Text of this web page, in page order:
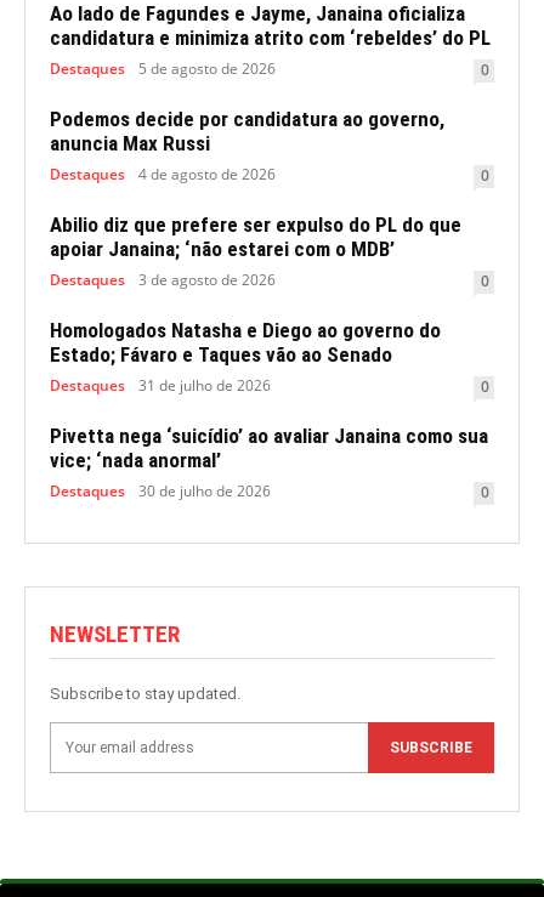
Ao lado de Fagundes e Jayme, Janaina oficializa
candidatura e minimiza atrito com ‘rebeldes’ do PL
Destaques 5 de agosto de 2026 0
Podemos decide por candidatura ao governo,
anuncia Max Russi
Destaques 4 de agosto de 2026 0
Abilio diz que prefere ser expulso do PL do que
apoiar Janaina; ‘não estarei com o MDB’
Destaques 3 de agosto de 2026 0
Homologados Natasha e Diego ao governo do
Estado; Fávaro e Taques vão ao Senado
Destaques 31 de julho de 2026 0
Pivetta nega ‘suicídio’ ao avaliar Janaina como sua
vice; ‘nada anormal’
Destaques 30 de julho de 2026 0
NEWSLETTER
Subscribe to stay updated.
SUBSCRIBE